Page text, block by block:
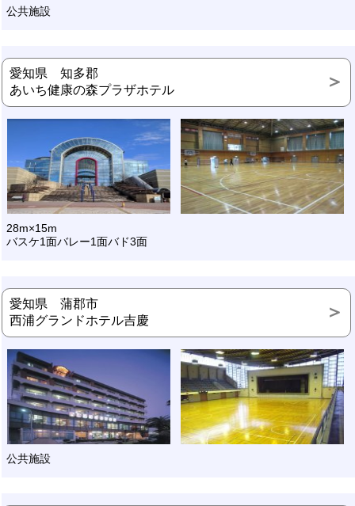
公共施設
愛知県 知多郡
あいち健康の森プラザホテル
28m×15m
バスケ1面バレー1面バド3面
愛知県 蒲郡市
西浦グランドホテル吉慶
公共施設